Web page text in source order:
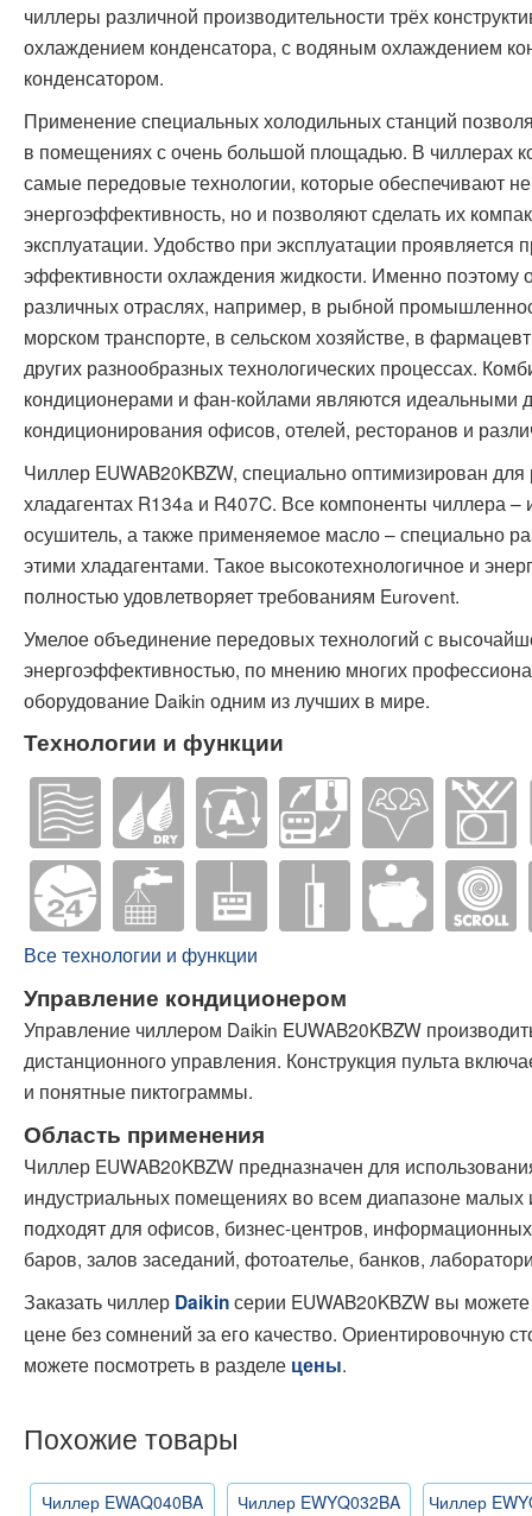
чиллеры различной производительности трёх
охлаждением конденсатора, с водяным охлаждением
конденсатором.
Применение специальных холодильных станций
в помещениях с очень большой площадью. В чиллерах
самые передовые технологии, которые обеспечивают
энергоэффективность, но и позволяют сделать их
эксплуатации. Удобство при эксплуатации проявляется
эффективности охлаждения жидкости. Именно поэтому
различных отраслях, например, в рыбной
морском транспорте, в сельском хозяйстве, в
других разнообразных технологических процессах.
кондиционерами и фан-койлами являются идеальными
кондиционирования офисов, отелей, ресторанов и
Чиллер EUWAB20KBZW, специально оптимизирован
хладагентах R134a и R407C. Все компоненты чиллера –
осушитель, а также применяемое масло – специально
этими хладагентами. Такое высокотехнологичное и
полностью удовлетворяет требованиям Eurovent.
Умелое объединение передовых технологий с
энергоэффективностью, по мнению многих
оборудование Daikin одним из лучших в мире.
Технологии и функции
Все технологии и функции
Управление кондиционером
Управление чиллером Daikin EUWAB20KBZW
дистанционного управления. Конструкция пульта
и понятные пиктограммы.
Область применения
Чиллер EUWAB20KBZW предназначен для
индустриальных помещениях во всем диапазоне
подходят для офисов, бизнес-центров,
баров, залов заседаний, фотоателье, банков,
Заказать чиллер Daikinсерии EUWAB20KBZW вы
цене без сомнений за его качество. Ориентировочную
можете посмотреть в разделе цены.
Похожие товары
Чиллер EWAQ040BA Чиллер EWYQ032BA Чиллер